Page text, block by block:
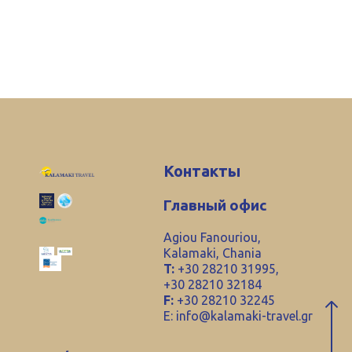
Контакты
Главный офис
Agiou Fanouriou,
Kalamaki, Chania
T: +30 28210 31995,
+30 28210 32184
F: +30 28210 32245
E: info@kalamaki-travel.gr